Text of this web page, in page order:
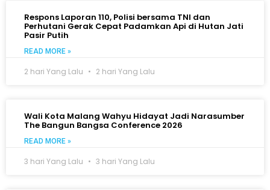
Respons Laporan 110, Polisi bersama TNI dan
Perhutani Gerak Cepat Padamkan Api di Hutan Jati
Pasir Putih
READ MORE »
2 hari Yang Lalu 2 hari Yang Lalu
Wali Kota Malang Wahyu Hidayat Jadi Narasumber
The Bangun Bangsa Conference 2026
READ MORE »
3 hari Yang Lalu 3 hari Yang Lalu